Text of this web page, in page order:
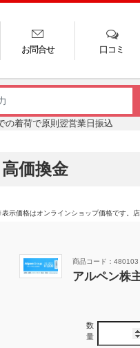
FAQ ご利用ガイド
お問合せ
お電話 メール
口コミ
の着荷で原則翌営業日振込
価換金
示価格はオンラインショップ価格です。店
商品コード：480103
アルペン株
数
量